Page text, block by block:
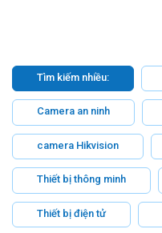
Tìm kiếm nhiều:
Camera an ninh
camera Hikvision
Thiết bị thông minh
Thiết bị điện tử